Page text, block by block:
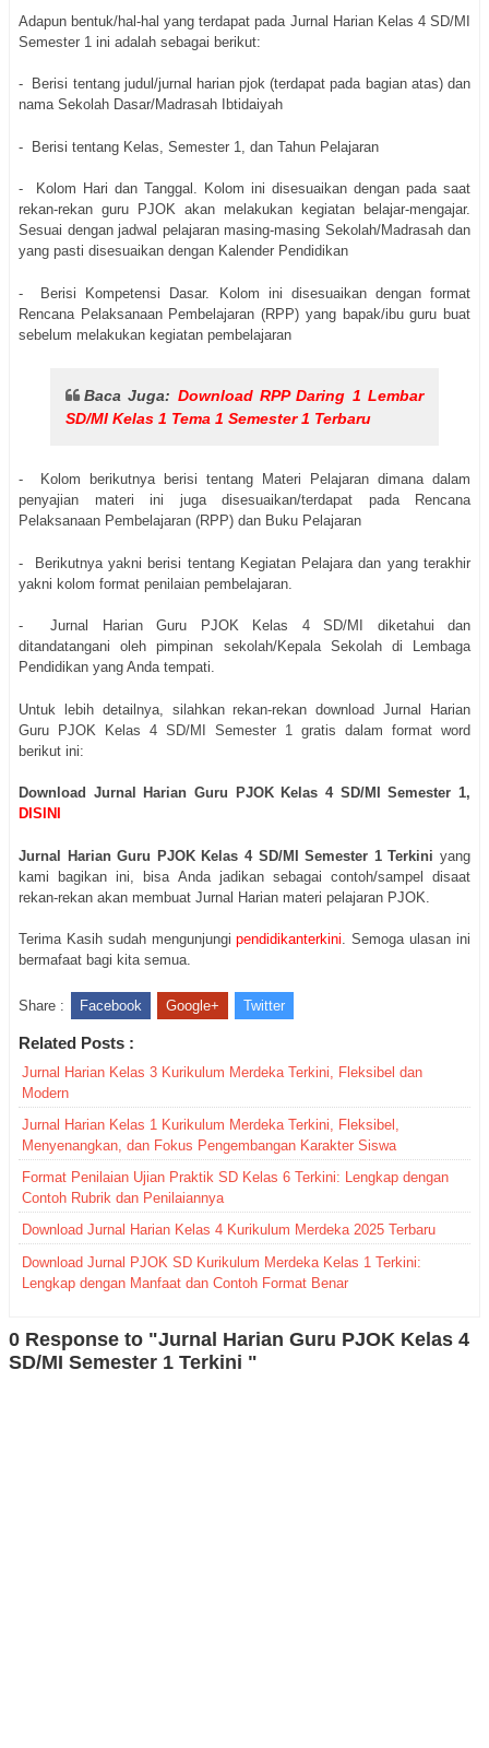
Adapun bentuk/hal-hal yang terdapat pada Jurnal Harian Kelas 4 SD/MI
Semester 1 ini adalah sebagai berikut:
- Berisi tentang judul/jurnal harian pjok (terdapat pada bagian atas) dan
nama Sekolah Dasar/Madrasah Ibtidaiyah
- Berisi tentang Kelas, Semester 1, dan Tahun Pelajaran
- Kolom Hari dan Tanggal. Kolom ini disesuaikan dengan pada saat
rekan-rekan guru PJOK akan melakukan kegiatan belajar-mengajar.
Sesuai dengan jadwal pelajaran masing-masing Sekolah/Madrasah dan
yang pasti disesuaikan dengan Kalender Pendidikan
- Berisi Kompetensi Dasar. Kolom ini disesuaikan dengan format
Rencana Pelaksanaan Pembelajaran (RPP) yang bapak/ibu guru buat
sebelum melakukan kegiatan pembelajaran
Baca Juga: Download RPP Daring 1 Lembar
SD/MI Kelas 1 Tema 1 Semester 1 Terbaru
- Kolom berikutnya berisi tentang Materi Pelajaran dimana dalam
penyajian materi ini juga disesuaikan/terdapat pada Rencana
Pelaksanaan Pembelajaran (RPP) dan Buku Pelajaran
- Berikutnya yakni berisi tentang Kegiatan Pelajara dan yang terakhir
yakni kolom format penilaian pembelajaran.
- Jurnal Harian Guru PJOK Kelas 4 SD/MI diketahui dan
ditandatangani oleh pimpinan sekolah/Kepala Sekolah di Lembaga
Pendidikan yang Anda tempati.
Untuk lebih detailnya, silahkan rekan-rekan download Jurnal Harian
Guru PJOK Kelas 4 SD/MI Semester 1 gratis dalam format word
berikut ini:
Download Jurnal Harian Guru PJOK Kelas 4 SD/MI Semester 1,
DISINI
Jurnal Harian Guru PJOK Kelas 4 SD/MI Semester 1 Terkini yang
kami bagikan ini, bisa Anda jadikan sebagai contoh/sampel disaat
rekan-rekan akan membuat Jurnal Harian materi pelajaran PJOK.
Terima Kasih sudah mengunjungipendidikanterkini. Semoga ulasan ini
bermafaat bagi kita semua.
Share : Facebook Google+ Twitter
Related Posts :
Jurnal Harian Kelas 3 Kurikulum Merdeka Terkini, Fleksibel dan
Modern
Jurnal Harian Kelas 1 Kurikulum Merdeka Terkini, Fleksibel,
Menyenangkan, dan Fokus Pengembangan Karakter Siswa
Format Penilaian Ujian Praktik SD Kelas 6 Terkini: Lengkap dengan
Contoh Rubrik dan Penilaiannya
Download Jurnal Harian Kelas 4 Kurikulum Merdeka 2025 Terbaru
Download Jurnal PJOK SD Kurikulum Merdeka Kelas 1 Terkini:
Lengkap dengan Manfaat dan Contoh Format Benar
0 Response to "Jurnal Harian Guru PJOK Kelas 4
SD/MI Semester 1 Terkini "